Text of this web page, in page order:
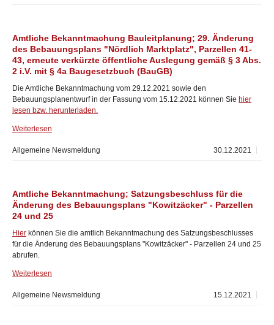
Amtliche Bekanntmachung Bauleitplanung; 29. Änderung
des Bebauungsplans "Nördlich Marktplatz", Parzellen 41-
43, erneute verkürzte öffentliche Auslegung gemäß § 3 Abs.
2 i.V. mit § 4a Baugesetzbuch (BauGB)
Die Amtliche Bekanntmachung vom 29.12.2021 sowie den
Bebauungsplanentwurf in der Fassung vom 15.12.2021 können Sie hier
lesen bzw. herunterladen.
Weiterlesen
30.12.2021
Allgemeine Newsmeldung
Amtliche Bekanntmachung; Satzungsbeschluss für die
Änderung des Bebauungsplans "Kowitzäcker" - Parzellen
24 und 25
Hier können Sie die amtlich Bekanntmachung des Satzungsbeschlusses
für die Änderung des Bebauungsplans "Kowitzäcker" - Parzellen 24 und 25
abrufen.
Weiterlesen
15.12.2021
Allgemeine Newsmeldung